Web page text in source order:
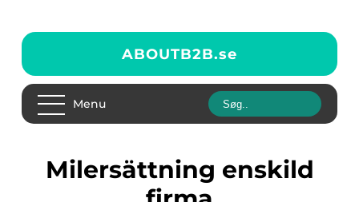
ABOUTB2B.se
Menu
milersättning enskild